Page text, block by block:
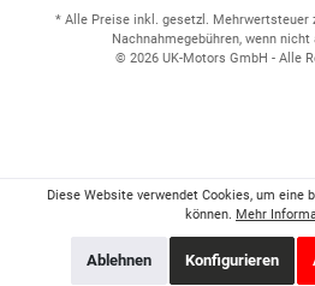
* Alle Preise inkl. gesetzl. Mehrwertsteuer
Nachnahmegebühren, wenn nicht
© 2026 UK-Motors GmbH - Alle
Diese Website verwendet Cookies, um eine
können. Mehr
Ablehnen Konfigurieren